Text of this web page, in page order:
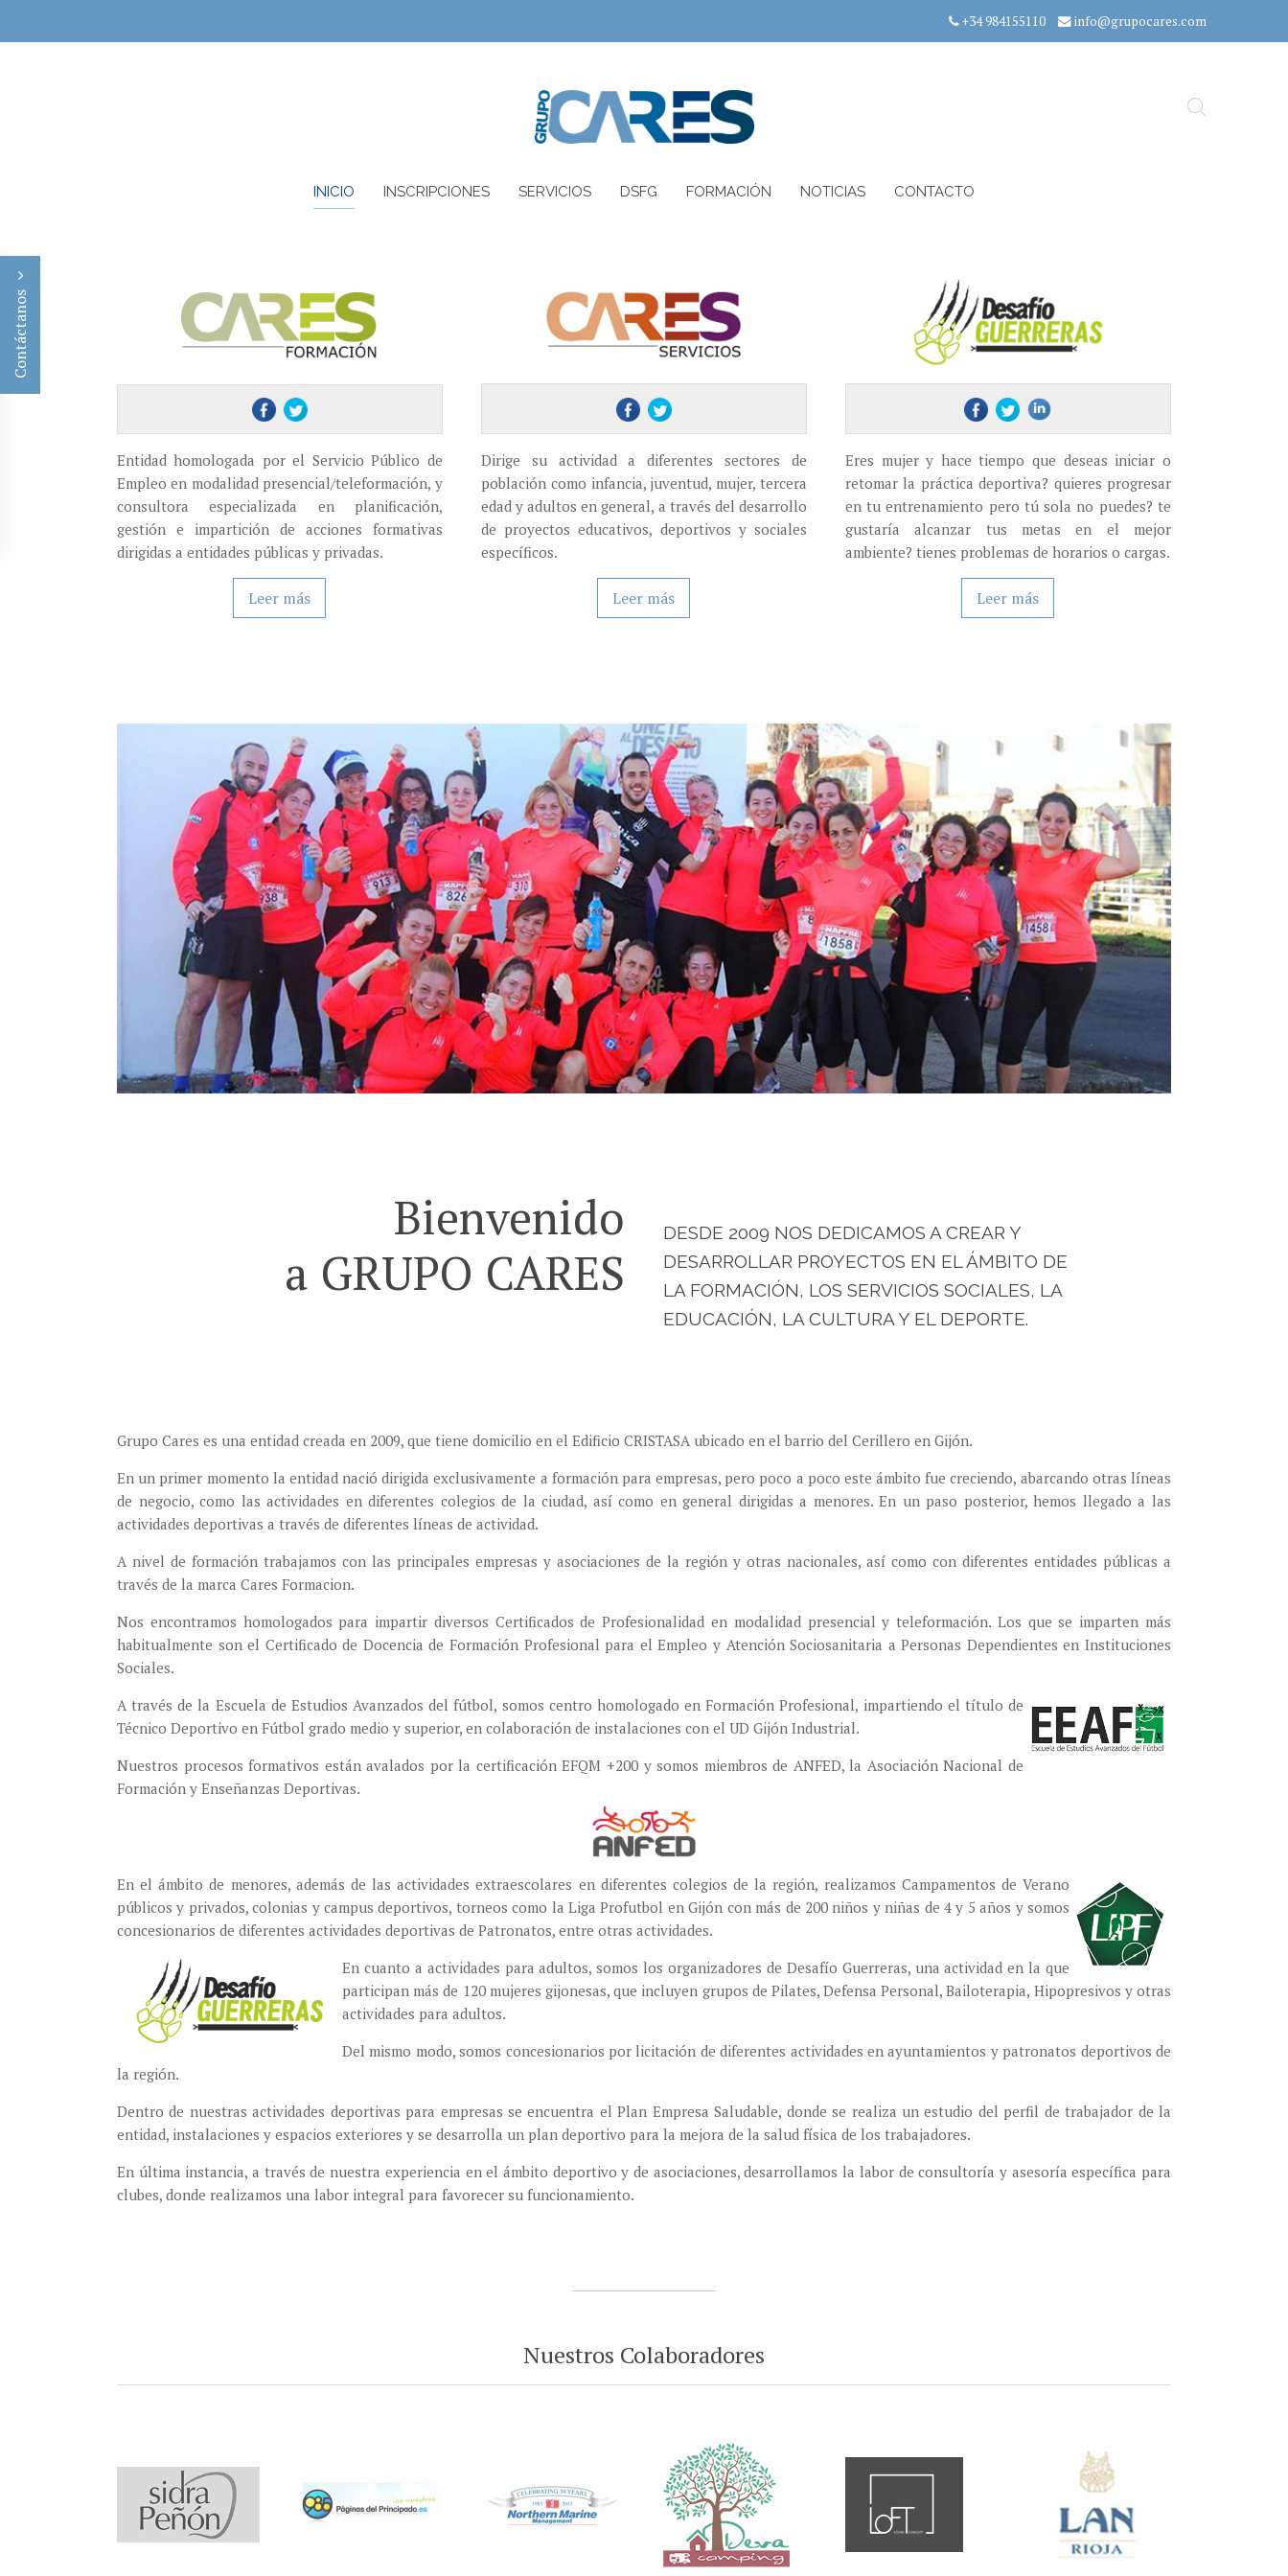
+34 984155110 info@grupocares.com
INICIO INSCRIPCIONES SERVICIOS DSFG FORMACIÓN NOTICIAS CONTACTO
Contáctanos
Entidad homologada por el Servicio Público de
Empleo en modalidad presencial/teleformación, y
consultora especializada en planificación,
gestión e impartición de acciones formativas
dirigidas a entidades públicas y privadas.
Leer más
Dirige su actividad a diferentes sectores de
población como infancia, juventud, mujer, tercera
edad y adultos en general, a través del desarrollo
de proyectos educativos, deportivos y sociales
específicos.
Leer más
Eres mujer y hace tiempo que deseas iniciar o
retomar la práctica deportiva? quieres progresar
en tu entrenamiento pero tú sola no puedes? te
gustaría alcanzar tus metas en el mejor
ambiente? tienes problemas de horarios o cargas.
Leer más
Bienvenido
a GRUPO CARES
DESDE 2009 NOS DEDICAMOS A CREAR Y
DESARROLLAR PROYECTOS EN EL ÁMBITO DE
LA FORMACIÓN, LOS SERVICIOS SOCIALES, LA
EDUCACIÓN, LA CULTURA Y EL DEPORTE.
Grupo Cares es una entidad creada en 2009, que tiene domicilio en el Edificio CRISTASA ubicado en el barrio del Cerillero en Gijón.
En un primer momento la entidad nació dirigida exclusivamente a formación para empresas, pero poco a poco este ámbito fue creciendo, abarcando otras líneas
de negocio, como las actividades en diferentes colegios de la ciudad, así como en general dirigidas a menores. En un paso posterior, hemos llegado a las
actividades deportivas a través de diferentes líneas de actividad.
A nivel de formación trabajamos con las principales empresas y asociaciones de la región y otras nacionales, así como con diferentes entidades públicas a
través de la marca Cares Formacion.
Nos encontramos homologados para impartir diversos Certificados de Profesionalidad en modalidad presencial y teleformación. Los que se imparten más
habitualmente son el Certificado de Docencia de Formación Profesional para el Empleo y Atención Sociosanitaria a Personas Dependientes en Instituciones
Sociales.
A través de la Escuela de Estudios Avanzados del fútbol, somos centro homologado en Formación Profesional, impartiendo el título de
Técnico Deportivo en Fútbol grado medio y superior, en colaboración de instalaciones con el UD Gijón Industrial.
Nuestros procesos formativos están avalados por la certificación EFQM +200 y somos miembros de ANFED, la Asociación Nacional de
Formación y Enseñanzas Deportivas.
En el ámbito de menores, además de las actividades extraescolares en diferentes colegios de la región, realizamos Campamentos de Verano
públicos y privados, colonias y campus deportivos, torneos como la Liga Profutbol en Gijón con más de 200 niños y niñas de 4 y 5 años y somos
concesionarios de diferentes actividades deportivas de Patronatos, entre otras actividades.
En cuanto a actividades para adultos, somos los organizadores de Desafío Guerreras, una actividad en la que
participan más de 120 mujeres gijonesas, que incluyen grupos de Pilates, Defensa Personal, Bailoterapia, Hipopresivos y otras
actividades para adultos.
Del mismo modo, somos concesionarios por licitación de diferentes actividades en ayuntamientos y patronatos deportivos de
la región.
Dentro de nuestras actividades deportivas para empresas se encuentra el Plan Empresa Saludable, donde se realiza un estudio del perfil de trabajador de la
entidad, instalaciones y espacios exteriores y se desarrolla un plan deportivo para la mejora de la salud física de los trabajadores.
En última instancia, a través de nuestra experiencia en el ámbito deportivo y de asociaciones, desarrollamos la labor de consultoría y asesoría específica para
clubes, donde realizamos una labor integral para favorecer su funcionamiento.
Nuestros Colaboradores